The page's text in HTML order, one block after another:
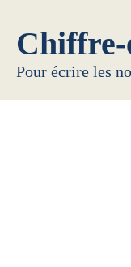
Pour écrire les